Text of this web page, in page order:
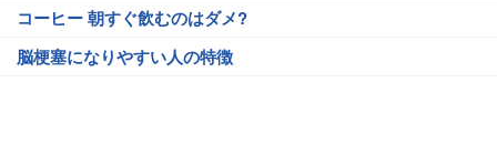
コーヒー 朝すぐ飲むのはダメ?
脳梗塞になりやすい人の特徴